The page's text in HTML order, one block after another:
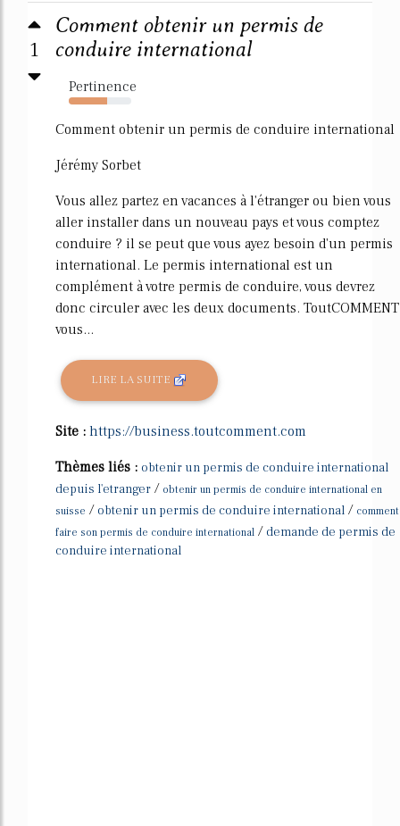
1
Comment obtenir un permis de
conduire international
Pertinence
62%
Comment obtenir un permis de conduire international
Jérémy Sorbet
Vous allez partez en vacances à l'étranger ou bien vous
aller installer dans un nouveau pays et vous comptez
conduire ? il se peut que vous ayez besoin d'un permis
international. Le permis international est un
complément à votre permis de conduire, vous devrez
donc circuler avec les deux documents. ToutCOMMENT
vous...
LIRE LA SUITE
Site : https://business.toutcomment.com
Thèmes liés : obtenir un permis de conduire international
depuis l'etranger / obtenir un permis de conduire international en
suisse / obtenir un permis de conduire international / comment
faire son permis de conduire international / demande de permis de
conduire international